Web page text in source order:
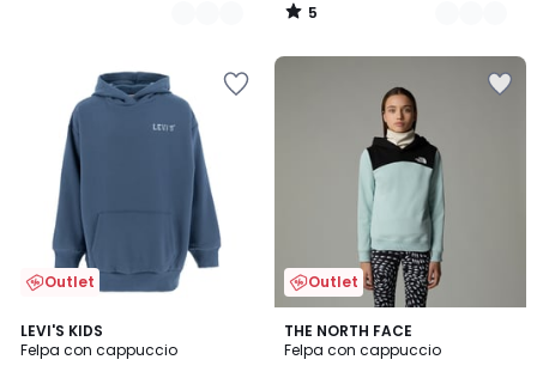
5
/
Outlet
LEVI'S KIDS
Felpa con cappuccio
1
/
Outlet
THE NORTH FACE
Felpa con cappuccio